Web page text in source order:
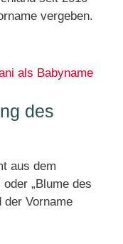
vergeben.
als Babyname
des
aus dem
„Blume des
der Vorname